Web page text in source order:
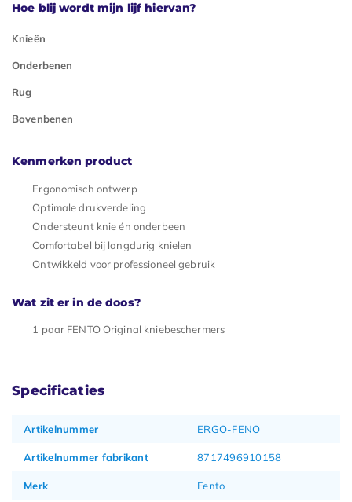
Hoe blij wordt mijn lijf hiervan?
Knieën
Onderbenen
Rug
Bovenbenen
Kenmerken product
Ergonomisch ontwerp
Optimale drukverdeling
Ondersteunt knie én onderbeen
Comfortabel bij langdurig knielen
Ontwikkeld voor professioneel gebruik
Wat zit er in de doos?
1 paar FENTO Original kniebeschermers
Specificaties
Artikelnummer ERGO-FENO
Artikelnummer fabrikant 8717496910158
Merk Fento